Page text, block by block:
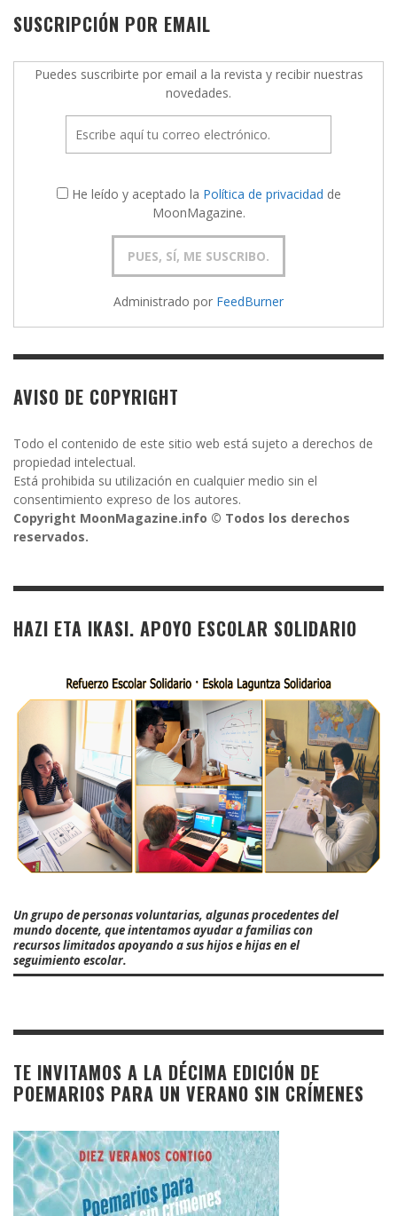
SUSCRIPCIÓN POR EMAIL
Puedes suscribirte por email a la revista y recibir nuestras
novedades.
He leído y aceptado la Política de privacidad de
MoonMagazine.
Administrado por FeedBurner
AVISO DE COPYRIGHT
Todo el contenido de este sitio web está sujeto a derechos de
propiedad intelectual.
Está prohibida su utilización en cualquier medio sin el
consentimiento expreso de los autores.
Copyright MoonMagazine.info © Todos los derechos
reservados.
HAZI ETA IKASI. APOYO ESCOLAR SOLIDARIO
Un grupo de personas voluntarias, algunas procedentes del
mundo docente, que intentamos ayudar a familias con
recursos limitados apoyando a sus hijos e hijas en el
seguimiento escolar.
TE INVITAMOS A LA DÉCIMA EDICIÓN DE
POEMARIOS PARA UN VERANO SIN CRÍMENES